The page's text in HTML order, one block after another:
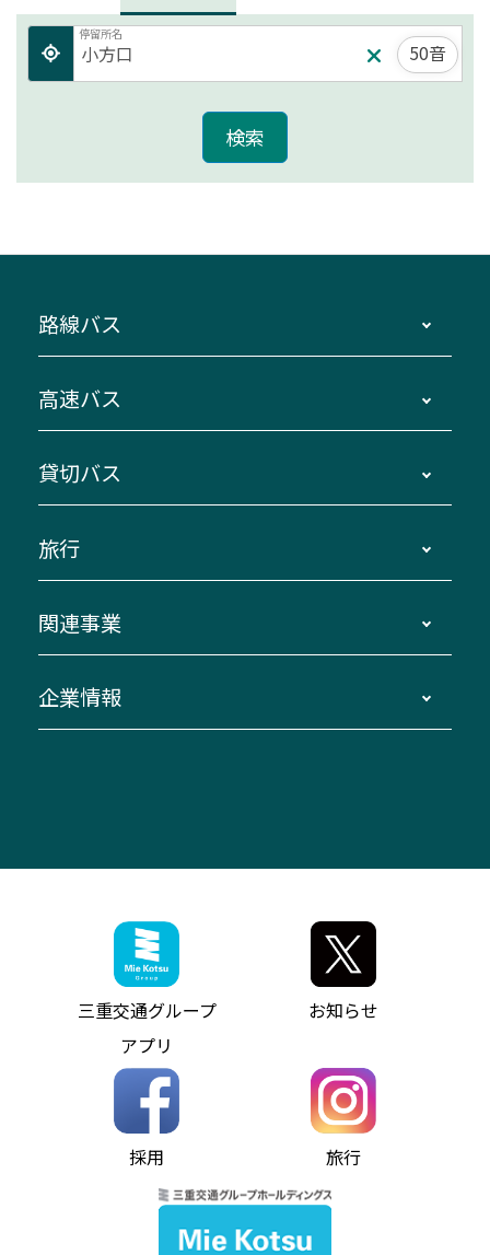
停留所名
50音
路線バス
主要停留所案内図・時刻表
路線バスのご利用方法
三重交通接近情報バスロケーションシステム
ダイヤ改正情報
迂回・休止について
臨時バスについて
伊勢二見鳥羽周遊バスCANばす
「みえブルーライン」（三重大学病院直通バ
神都ライナー
ミジュマルのラッピングバス（鈴鹿管内）
参宮バス
神都バス
パールシャトル
バス情報の見える化
コミュニティバス
バス・タクシー交通広告
異常事態発生時のお願い
高速バス
南紀・VISON～横浜・東京・埼玉
伊賀～名古屋
南紀～VISON～名古屋
湯の山温泉～名古屋
桑名・長島温泉・金城ふ頭駅～中部国際空港
（休止中）
お客様駐車場のご案内
アイコンの説明
インターネット予約
よくあるご質問
お問い合わせ
貸切バス
貸切バスのご利用について
お問い合わせ
旅行
貸切バス団体旅行
美し国周遊ばす
関連事業
自家用自動車車両運行管理
ザ・バスコレクション三重交通バスセット
三重交通公式グッズ
企業情報
ファンコーナー
お問い合わせ
お知らせ・最新情報一覧
ニュースリリース
お問い合わせ
個人情報保護方針
ソーシャルメディア運用ポリシー
ホームページのご利用にあたって
Notes for Using this Website
三重交通グループ
アプリ
お知らせ
採用 旅行